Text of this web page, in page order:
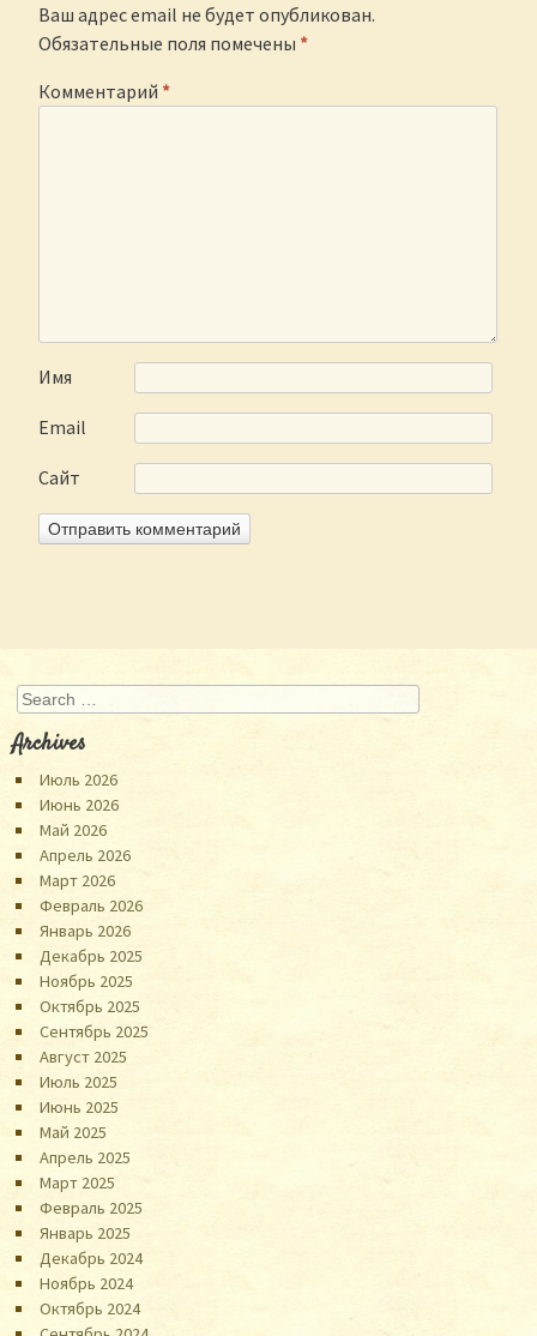
Ваш адрес email не будет опубликован.
Обязательные поля помечены *
Комментарий *
Имя
Email
Сайт
Search
Archives
Июль 2026
Июнь 2026
Май 2026
Апрель 2026
Март 2026
Февраль 2026
Январь 2026
Декабрь 2025
Ноябрь 2025
Октябрь 2025
Сентябрь 2025
Август 2025
Июль 2025
Июнь 2025
Май 2025
Апрель 2025
Март 2025
Февраль 2025
Январь 2025
Декабрь 2024
Ноябрь 2024
Октябрь 2024